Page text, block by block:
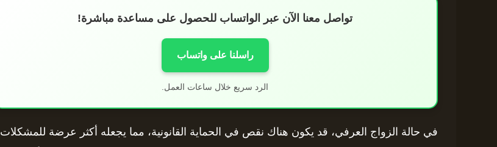
تواصل معنا الآن عبر الواتساب للحصول على مساعدة مباشرة!
راسلنا على واتساب
الرد سريع خلال ساعات العمل.
في حالة الزواج العرفي، قد يكون هناك نقص في الحماية القانونية، مما يجعله أكثر عرضة للمشكلات